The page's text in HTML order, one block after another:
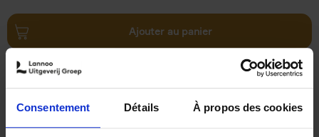
Consentement Détails À propos des cookies
Ajouter au panier